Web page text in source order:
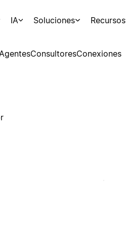
IA Soluciones Recursos
ConsultoresConexiones